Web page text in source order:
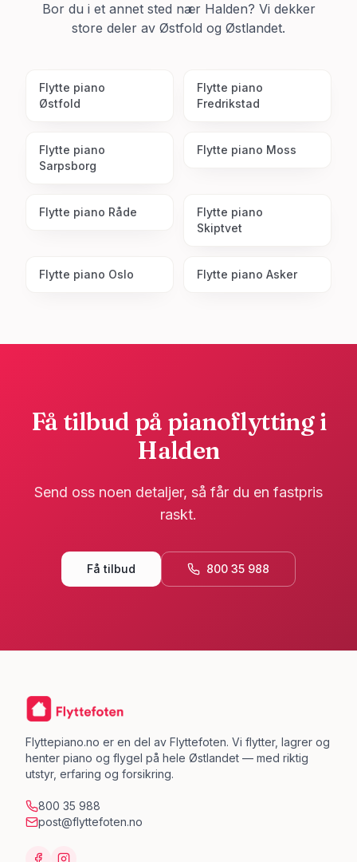
Bor du i et annet sted nær Halden? Vi dekker
store deler av Østfold og Østlandet.
Flytte piano
Østfold
Flytte piano
Fredrikstad
Flytte piano
Sarpsborg
Flytte piano Moss
Flytte piano Råde
Flytte piano
Skiptvet
Flytte piano Oslo Flytte piano Asker
Få tilbud på pianoflytting i
Halden
Send oss noen detaljer, så får du en fastpris
raskt.
Få tilbud 800 35 988
Flyttepiano.no er en del av Flyttefoten. Vi flytter, lagrer og
henter piano og flygel på hele Østlandet — med riktig
utstyr, erfaring og forsikring.
800 35 988
post@flyttefoten.no